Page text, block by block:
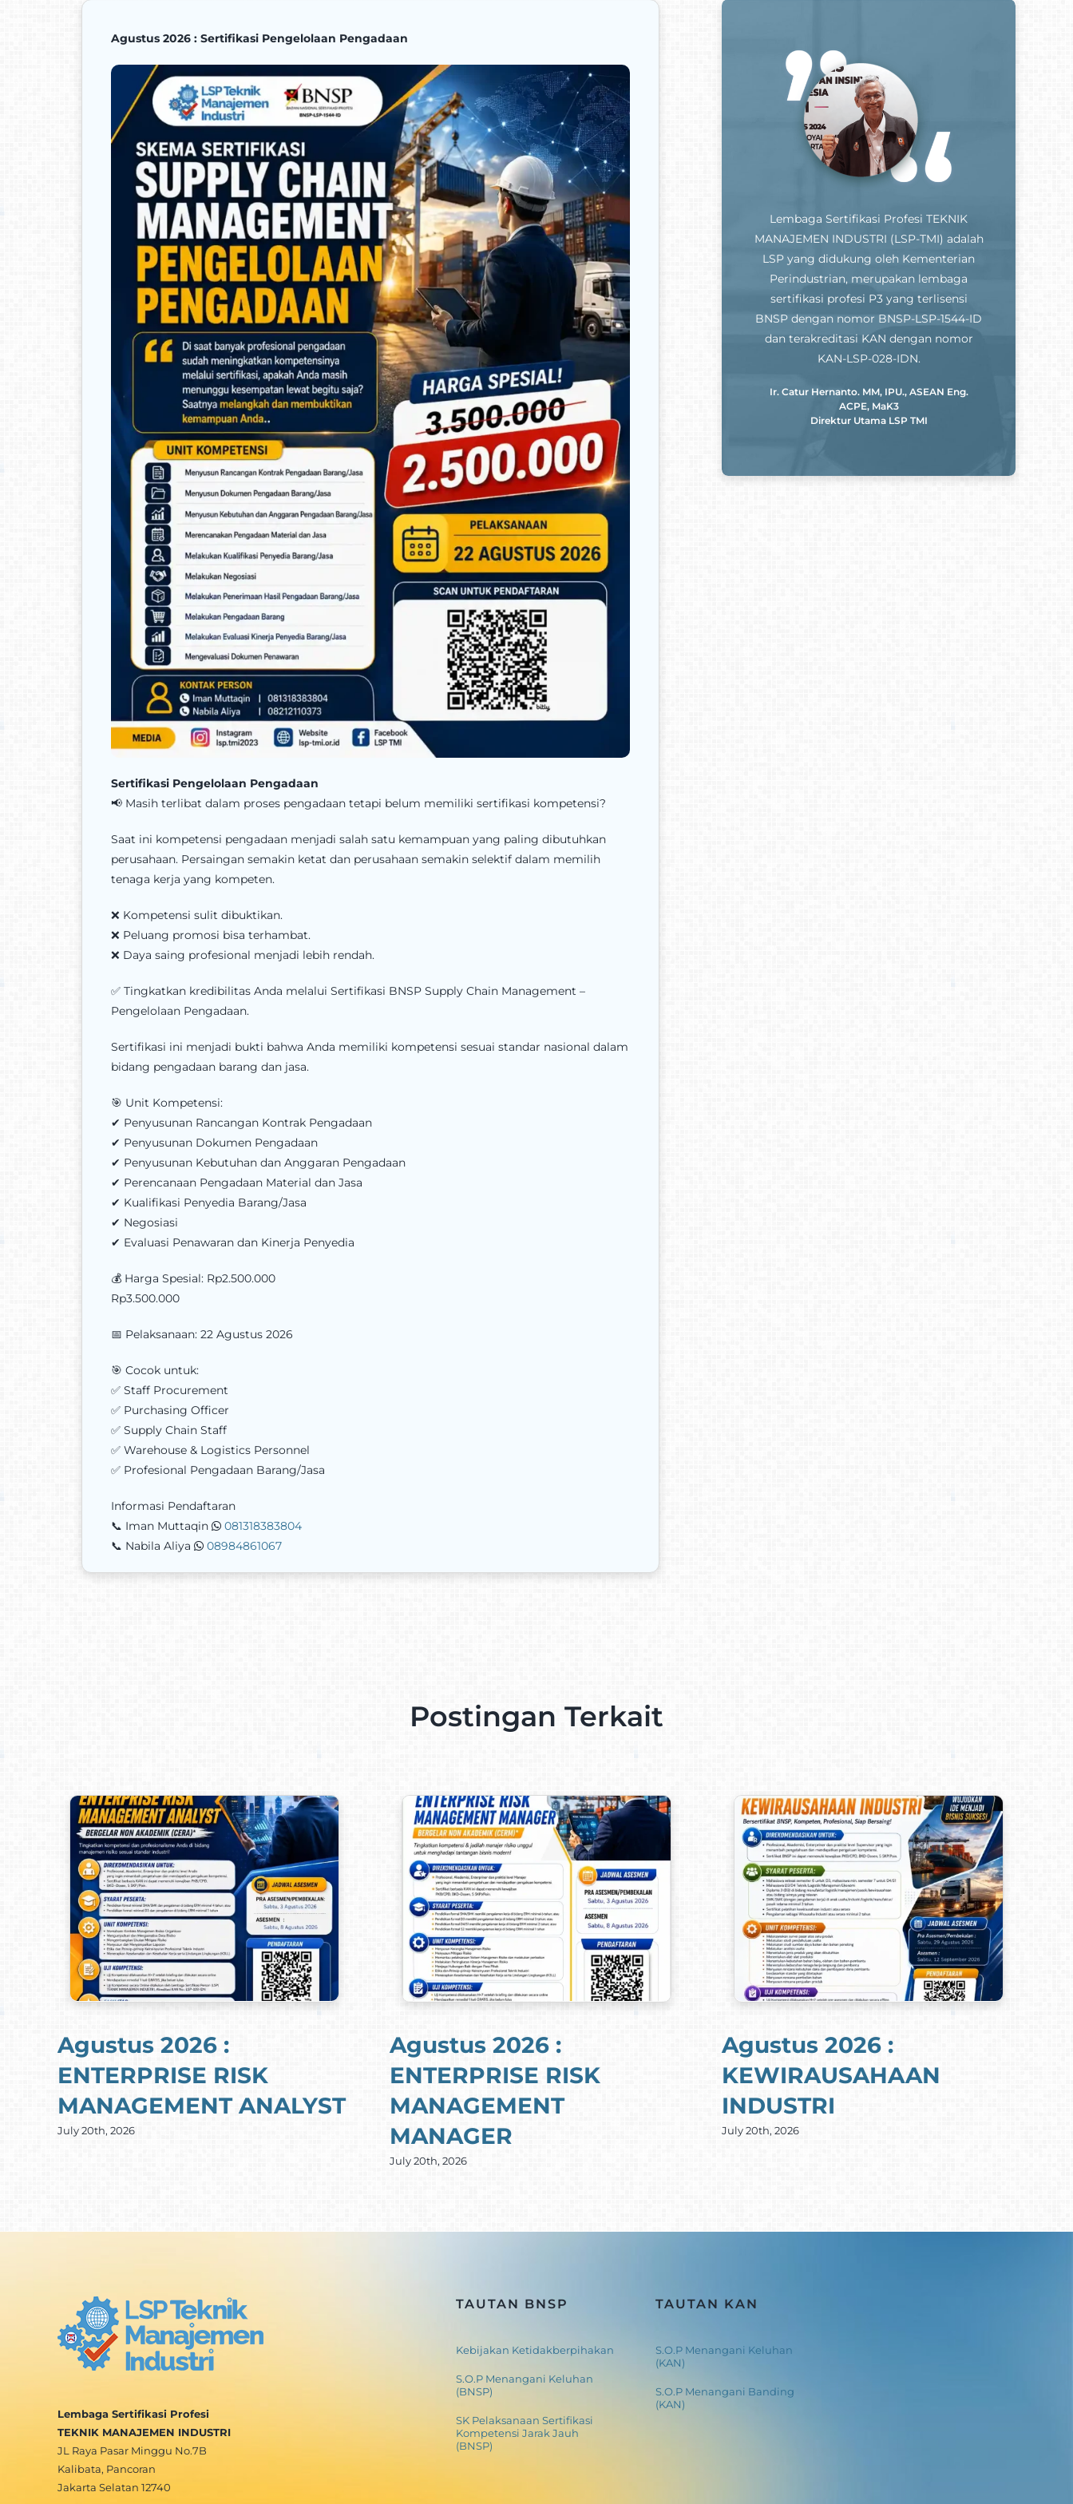
Agustus 2026 : Sertifikasi Pengelolaan Pengadaan
Sertifikasi Pengelolaan Pengadaan
📢 Masih terlibat dalam proses pengadaan tetapi belum memiliki sertifikasi kompetensi?
Saat ini kompetensi pengadaan menjadi salah satu kemampuan yang paling dibutuhkan
perusahaan. Persaingan semakin ketat dan perusahaan semakin selektif dalam memilih
tenaga kerja yang kompeten.
❌ Kompetensi sulit dibuktikan.
❌ Peluang promosi bisa terhambat.
❌ Daya saing profesional menjadi lebih rendah.
✅ Tingkatkan kredibilitas Anda melalui Sertifikasi BNSP Supply Chain Management –
Pengelolaan Pengadaan.
Sertifikasi ini menjadi bukti bahwa Anda memiliki kompetensi sesuai standar nasional dalam
bidang pengadaan barang dan jasa.
🎯 Unit Kompetensi:
✔ Penyusunan Rancangan Kontrak Pengadaan
✔ Penyusunan Dokumen Pengadaan
✔ Penyusunan Kebutuhan dan Anggaran Pengadaan
✔ Perencanaan Pengadaan Material dan Jasa
✔ Kualifikasi Penyedia Barang/Jasa
✔ Negosiasi
✔ Evaluasi Penawaran dan Kinerja Penyedia
💰 Harga Spesial: Rp2.500.000
Rp3.500.000
📅 Pelaksanaan: 22 Agustus 2026
🎯 Cocok untuk:
✅ Staff Procurement
✅ Purchasing Officer
✅ Supply Chain Staff
✅ Warehouse & Logistics Personnel
✅ Profesional Pengadaan Barang/Jasa
Informasi Pendaftaran
📞 Iman Muttaqin
081318383804
📞 Nabila Aliya
08984861067
Lembaga Sertifikasi Profesi TEKNIK
MANAJEMEN INDUSTRI (LSP-TMI) adalah
LSP yang didukung oleh Kementerian
Perindustrian, merupakan lembaga
sertifikasi profesi P3 yang terlisensi
BNSP dengan nomor BNSP-LSP-1544-ID
dan terakreditasi KAN dengan nomor
KAN-LSP-028-IDN.
Ir. Catur Hernanto. MM, IPU., ASEAN Eng.
ACPE, MaK3
Direktur Utama LSP TMI
Postingan Terkait
Agustus 2026 :
ENTERPRISE RISK
MANAGEMENT ANALYST
July 20th, 2026
Agustus 2026 :
ENTERPRISE RISK
MANAGEMENT
MANAGER
July 20th, 2026
Agustus 2026 :
KEWIRAUSAHAAN
INDUSTRI
July 20th, 2026
Lembaga Sertifikasi Profesi
TEKNIK MANAJEMEN INDUSTRI
JL Raya Pasar Minggu No.7B
Kalibata, Pancoran
Jakarta Selatan 12740
TAUTAN BNSP
Kebijakan Ketidakberpihakan
S.O.P Menangani Keluhan
(BNSP)
SK Pelaksanaan Sertifikasi
Kompetensi Jarak Jauh
(BNSP)
TAUTAN KAN
S.O.P Menangani Keluhan
(KAN)
S.O.P Menangani Banding
(KAN)